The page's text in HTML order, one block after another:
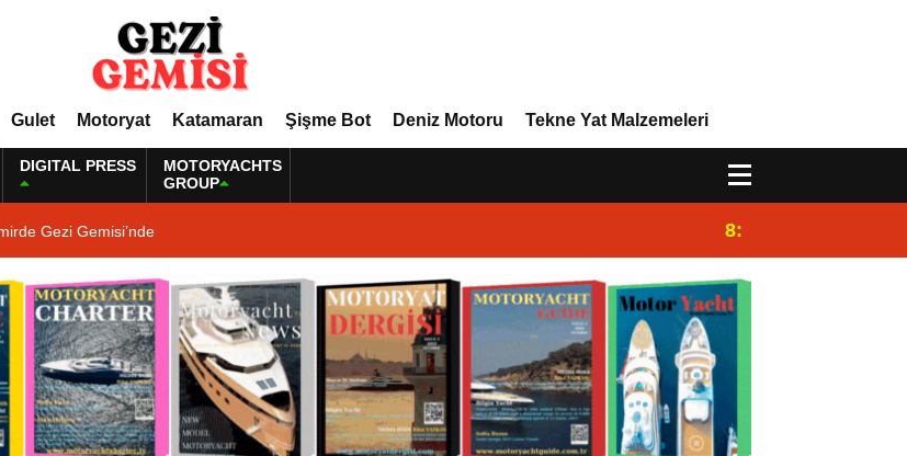
Gulet Motoryat Katamaran Şişme Bot Deniz Motoru Tekne Yat Malzemeleri
DIGITAL PRESS
MOTORYACHTS
GROUP
Gezi Gemisi’nde 8:29